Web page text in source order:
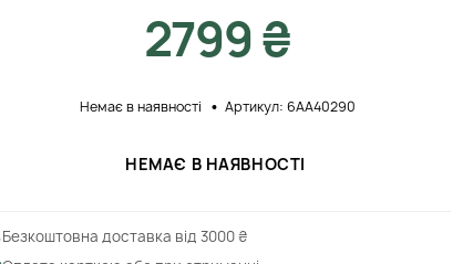
2799 ₴
Немає в наявності Артикул: 6AA40290
НЕМАЄ В НАЯВНОСТІ
Безкоштовна доставка від 3000 ₴